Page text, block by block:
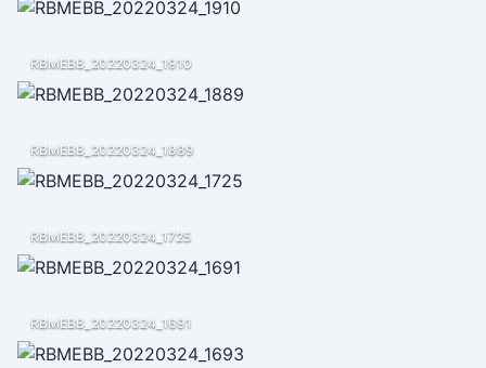
RBMEBB_20220324_1910
RBMEBB_20220324_1889
RBMEBB_20220324_1725
RBMEBB_20220324_1691